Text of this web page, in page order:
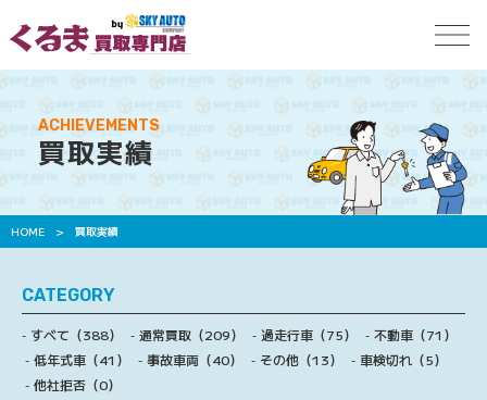
ACHIEVEMENTS
買取実績
HOME > 買取実績
CATEGORY
すべて（388） 通常買取（209） 過走行車（75）
不動車（71）
低年式車（41）
事故車両（40） その他（13）
車検切れ（5）
他社拒否（0）